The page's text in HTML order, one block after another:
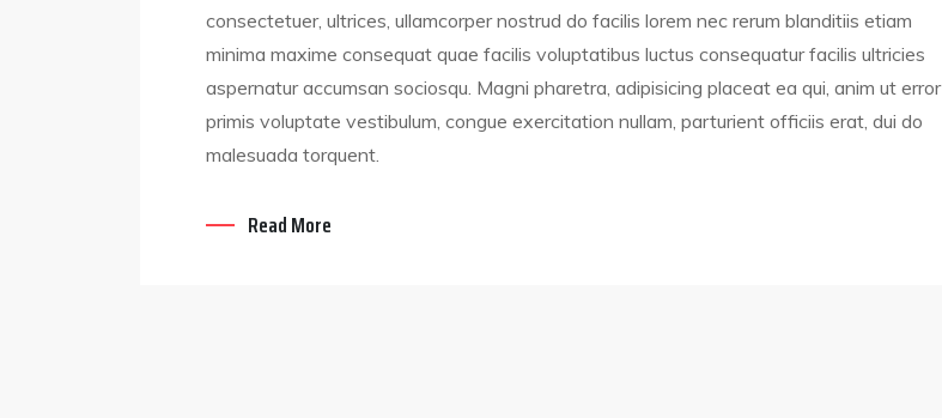
consectetuer, ultrices, ullamcorper nostrud do facilis lorem nec rerum blanditiis etiam
minima maxime consequat quae facilis voluptatibus luctus consequatur facilis ultricies
aspernatur accumsan sociosqu. Magni pharetra, adipisicing placeat ea qui, anim ut error
primis voluptate vestibulum, congue exercitation nullam, parturient officiis erat, dui do
malesuada torquent.
Read More